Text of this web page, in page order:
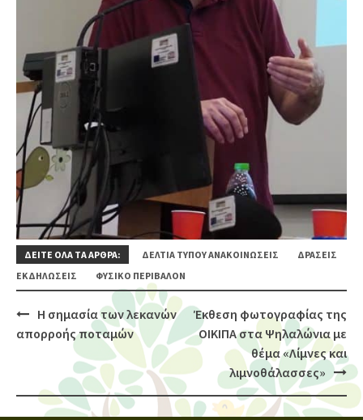
ΔΕΙΤΕ ΟΛΑ ΤΑ ΑΡΘΡΑ: ΔΕΛΤΊΑ ΤΎΠΟΥ ΑΝΑΚΟΙΝΏΣΕΙΣ
ΔΡΆΣΕΙΣ
ΕΚΔΗΛΏΣΕΙΣ
ΦΥΣΙΚΌ ΠΕΡΙΒΆΛΟΝ
Post
navigation
Η σημασία των λεκανών
απορροής ποταμών
Έκθεση φωτογραφίας της
ΟΙΚΙΠΑ στα Ψηλαλώνια με
θέμα «Λίμνες και
λιμνοθάλασσες»